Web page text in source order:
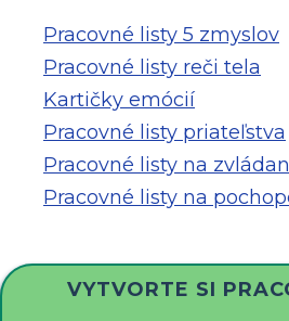
Pracovné listy 5 zmyslov
Pracovné listy reči tela
Kartičky emócií
Pracovné listy priateľstva
Pracovné listy na
Pracovné listy na
VYTVORTE SI